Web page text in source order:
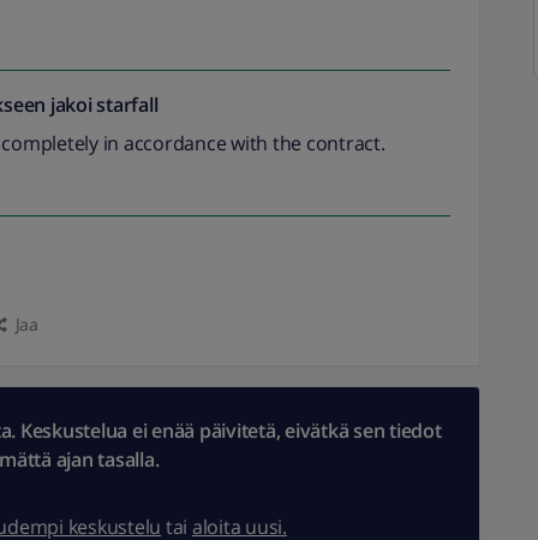
jakoistarfall
in accordance with the contract.
Jaa
Keskustelua ei enää päivitetä, eivätkä sen tiedot
ajan tasalla.
keskustelu tai aloita uusi.